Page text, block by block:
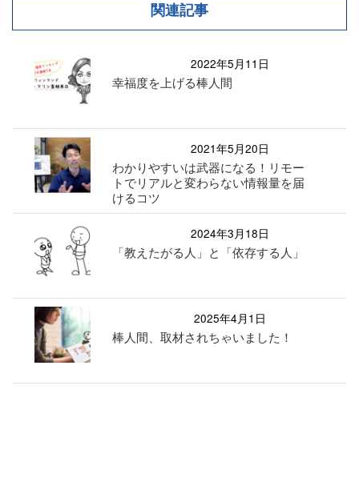
関連記事
2022年5月11日
幸福度を上げる棒人間
2021年5月20日
わかりやすいは武器になる！リモー
トでリアルと変わらない情報量を届
けるコツ
2024年3月18日
「教えたがる人」と「依存する人」
2025年4月1日
棒人間、取材されちゃいました！